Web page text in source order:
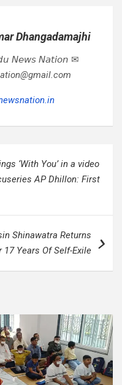
Dhangadamajhi
𝘕𝘦𝘸𝘴 𝘕𝘢𝘵𝘪𝘰𝘯 ✉
‘With You’ in a video
AP Dhillon: First
Shinawatra Returns
17 Years Of Self-Exile